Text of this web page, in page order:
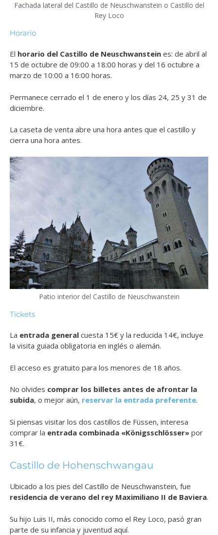
Fachada lateral del Castillo de Neuschwanstein o Castillo del
Rey Loco
Horario
El horario del Castillo de Neuschwanstein es: de abril al
15 de octubre de 09:00 a 18:00 horas y del 16 octubre a
marzo de 10:00 a 16:00 horas.
Permanece cerrado el 1 de enero y los días 24, 25 y 31 de
diciembre.
La caseta de venta abre una hora antes que el castillo y
cierra una hora antes.
Patio interior del Castillo de Neuschwanstein
Tickets
La entrada general cuesta 15€ y la reducida 14€, incluye
la visita guiada obligatoria en inglés o alemán.
El acceso es gratuito para los menores de 18 años.
No olvides comprar los billetes antes de afrontar la
subida, o mejor aún, reservar la entrada preferente.
Si piensas visitar los dos castillos de Füssen, interesa
comprar la entrada combinada «Königsschlösser» por
31€.
Castillo de Hohenschwangau
Ubicado a los pies del Castillo de Neuschwanstein, fue
residencia de verano del rey Maximiliano II de Baviera.
Su hijo Luis II, más conocido como el Rey Loco, pasó gran
parte de su infancia y juventud aquí.